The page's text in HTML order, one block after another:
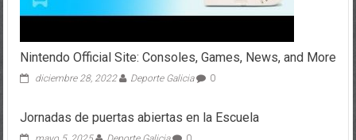
Nintendo Official Site: Consoles, Games, News, and More
diciembre 28, 2022 Deporte Galicia 0
Jornadas de puertas abiertas en la Escuela